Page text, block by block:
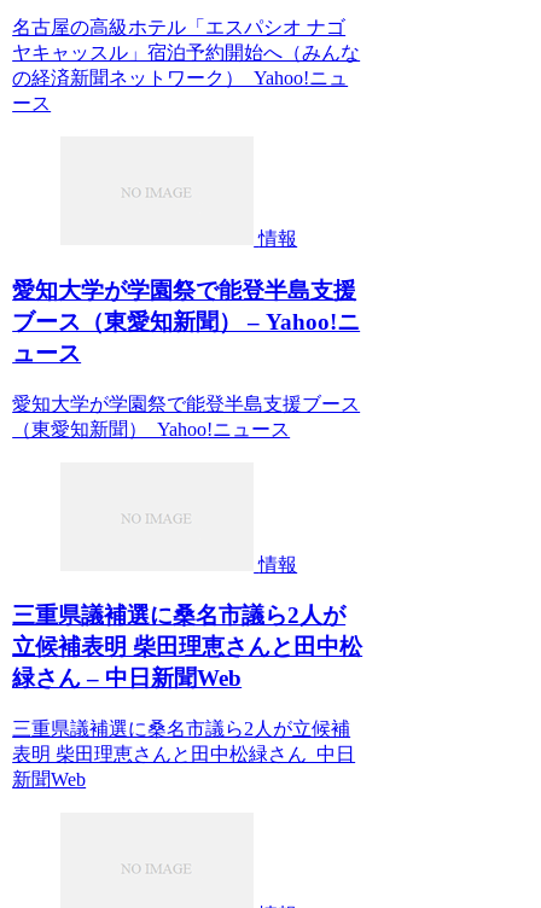
名古屋の高級ホテル「エスパシオ ナゴ
ヤキャッスル」宿泊予約開始へ（みんな
の経済新聞ネットワーク） Yahoo!ニュ
ース
情報
愛知大学が学園祭で能登半島支援
ブース（東愛知新聞） – Yahoo!ニ
ュース
愛知大学が学園祭で能登半島支援ブース
（東愛知新聞） Yahoo!ニュース
情報
三重県議補選に桑名市議ら2人が
立候補表明 柴田理恵さんと田中松
緑さん – 中日新聞Web
三重県議補選に桑名市議ら2人が立候補
表明 柴田理恵さんと田中松緑さん 中日
新聞Web